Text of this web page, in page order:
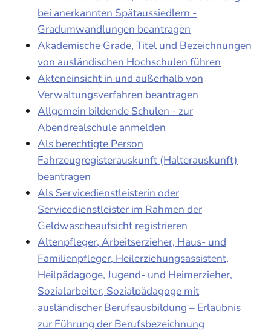
bei anerkannten Spätaussiedlern -
Gradumwandlungen beantragen
Akademische Grade, Titel und Bezeichnungen
von ausländischen Hochschulen führen
Akteneinsicht in und außerhalb von
Verwaltungsverfahren beantragen
Allgemein bildende Schulen - zur
Abendrealschule anmelden
Als berechtigte Person
Fahrzeugregisterauskunft (Halterauskunft)
beantragen
Als Servicedienstleisterin oder
Servicedienstleister im Rahmen der
Geldwäscheaufsicht registrieren
Altenpfleger, Arbeitserzieher, Haus- und
Familienpfleger, Heilerziehungsassistent,
Heilpädagoge, Jugend- und Heimerzieher,
Sozialarbeiter, Sozialpädagoge mit
ausländischer Berufsausbildung – Erlaubnis
zur Führung der Berufsbezeichnung